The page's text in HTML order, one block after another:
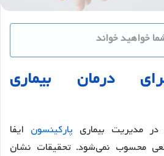
خواهید خواند
درمان بیماری
مدیریت بیماری پارکینسون ایفا
محسوب نمی‌شود. تحقیقات نشان